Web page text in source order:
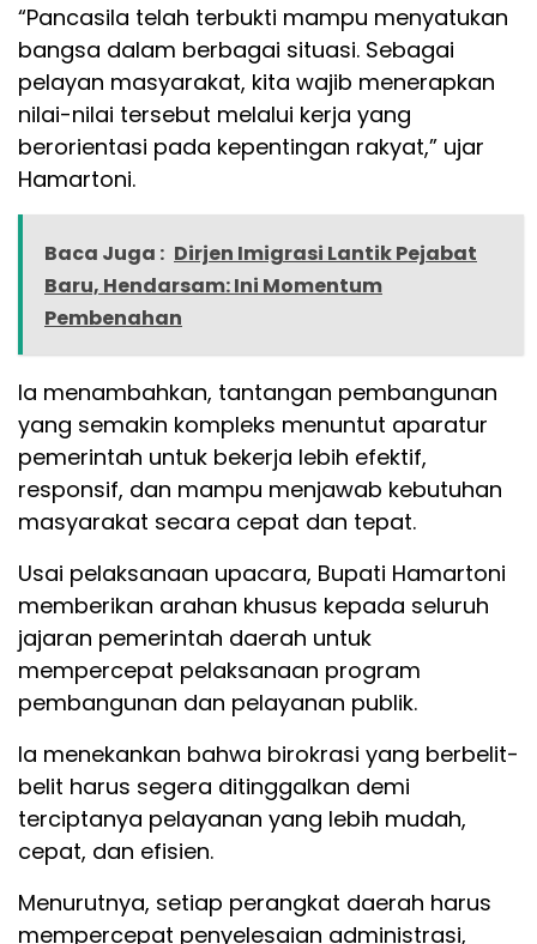
“Pancasila telah terbukti mampu menyatukan
bangsa dalam berbagai situasi. Sebagai
pelayan masyarakat, kita wajib menerapkan
nilai-nilai tersebut melalui kerja yang
berorientasi pada kepentingan rakyat,” ujar
Hamartoni.
Baca Juga : Dirjen Imigrasi Lantik Pejabat
Baru, Hendarsam: Ini Momentum
Pembenahan
Ia menambahkan, tantangan pembangunan
yang semakin kompleks menuntut aparatur
pemerintah untuk bekerja lebih efektif,
responsif, dan mampu menjawab kebutuhan
masyarakat secara cepat dan tepat.
Usai pelaksanaan upacara, Bupati Hamartoni
memberikan arahan khusus kepada seluruh
jajaran pemerintah daerah untuk
mempercepat pelaksanaan program
pembangunan dan pelayanan publik.
Ia menekankan bahwa birokrasi yang berbelit-
belit harus segera ditinggalkan demi
terciptanya pelayanan yang lebih mudah,
cepat, dan efisien.
Menurutnya, setiap perangkat daerah harus
mempercepat penyelesaian administrasi,